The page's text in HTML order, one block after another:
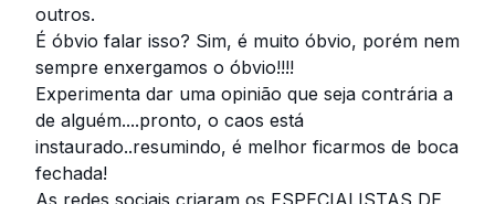
outros.
É óbvio falar isso? Sim, é muito óbvio, porém nem
sempre enxergamos o óbvio!!!!
Experimenta dar uma opinião que seja contrária a
de alguém....pronto, o caos está
instaurado..resumindo, é melhor ficarmos de boca
fechada!
As redes sociais criaram os ESPECIALISTAS DE